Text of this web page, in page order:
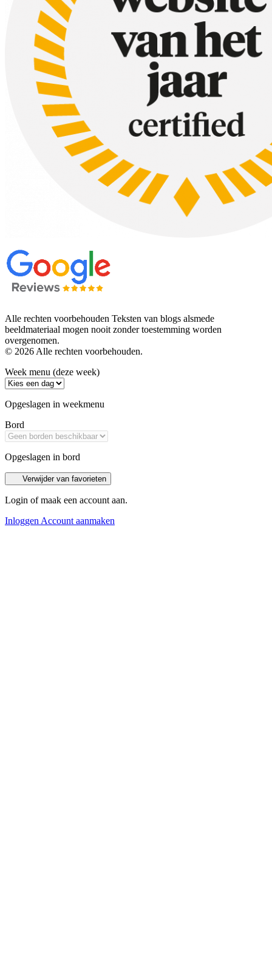
Alle rechten voorbehouden Teksten van blogs alsmede
beeldmateriaal mogen nooit zonder toestemming worden
overgenomen.
© 2026 Alle rechten voorbehouden.
Week menu (deze week)
Opgeslagen in weekmenu
Bord
Opgeslagen in bord
Verwijder van favorieten
Login of maak een account aan.
Inloggen Account aanmaken